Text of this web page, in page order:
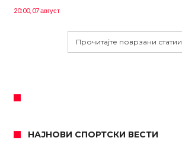
20:00, 07 август
Прочитајте поврзани статии
НАЈНОВИ СПОРТСКИ ВЕСТИ